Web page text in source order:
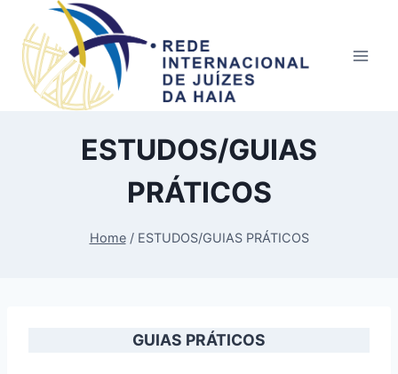
content
ESTUDOS/GUIAS
PRÁTICOS
Home / ESTUDOS/GUIAS PRÁTICOS
GUIAS PRÁTICOS